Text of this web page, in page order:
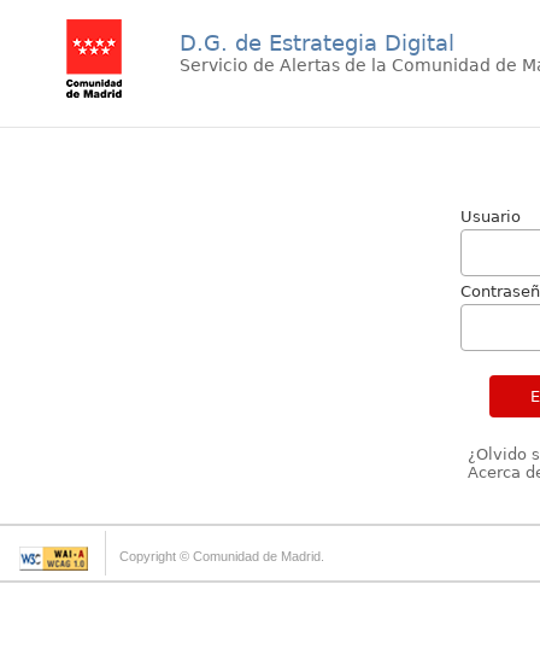
D.G. de Estrategia Digital
Servicio de Alertas de la Comunidad de
Usuario
¿Olvido
Acerca
Copyright © Comunidad de Madrid.